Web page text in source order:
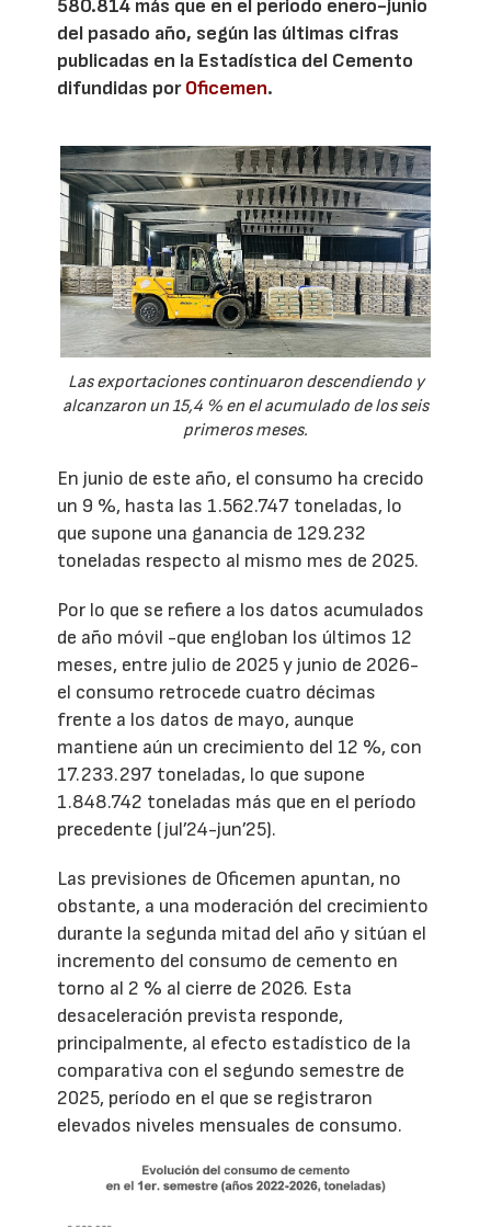
580.814 más que en el periodo enero-junio
del pasado año, según las últimas cifras
publicadas en la Estadística del Cemento
difundidas porOficemen.
Las exportaciones continuaron descendiendo y
alcanzaron un 15,4 % en el acumulado de los seis
primeros meses.
En junio de este año, el consumo ha crecido
un 9 %, hasta las 1.562.747 toneladas, lo
que supone una ganancia de 129.232
toneladas respecto al mismo mes de 2025.
Por lo que se refiere a los datos acumulados
de año móvil -que engloban los últimos 12
meses, entre julio de 2025 y junio de 2026-
el consumo retrocede cuatro décimas
frente a los datos de mayo, aunque
mantiene aún un crecimiento del 12 %, con
17.233.297 toneladas, lo que supone
1.848.742 toneladas más que en el período
precedente (jul’24-jun’25).
Las previsiones de Oficemen apuntan, no
obstante, a una moderación del crecimiento
durante la segunda mitad del año y sitúan el
incremento del consumo de cemento en
torno al 2 % al cierre de 2026. Esta
desaceleración prevista responde,
principalmente, al efecto estadístico de la
comparativa con el segundo semestre de
2025, período en el que se registraron
elevados niveles mensuales de consumo.